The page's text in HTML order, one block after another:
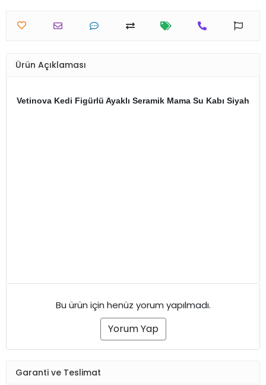
Ürün Açıklaması
Vetinova Kedi Figürlü Ayaklı Seramik Mama Su Kabı Siyah
Bu ürün için henüz yorum yapılmadı.
Yorum Yap
Garanti ve Teslimat